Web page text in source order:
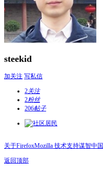
steekid
加关注 写私信
2关注
2粉丝
206帖子
关于FirefoxMozilla 技术支持谋智中国
返回顶部